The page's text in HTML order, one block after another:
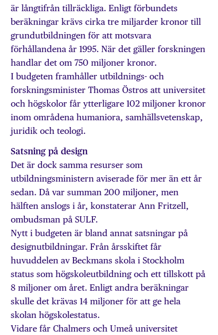
är långtifrån tillräckliga. Enligt förbundets
beräkningar krävs cirka tre miljarder kronor till
grundutbildningen för att motsvara
förhållandena år 1995. När det gäller forskningen
handlar det om 750 miljoner kronor.
I budgeten framhåller utbildnings- och
forskningsminister Thomas Östros att universitet
och högskolor får ytterligare 102 miljoner kronor
inom områdena humaniora, samhällsvetenskap,
juridik och teologi.
Satsning på design
Det är dock samma resurser som
utbildningsministern aviserade för mer än ett år
sedan. Då var summan 200 miljoner, men
hälften anslogs i år, konstaterar Ann Fritzell,
ombudsman på SULF.
Nytt i budgeten är bland annat satsningar på
designutbildningar. Från årsskiftet får
huvuddelen av Beckmans skola i Stockholm
status som högskoleutbildning och ett tillskott på
8 miljoner om året. Enligt andra beräkningar
skulle det krävas 14 miljoner för att ge hela
skolan högskolestatus.
Vidare får Chalmers och Umeå universitet